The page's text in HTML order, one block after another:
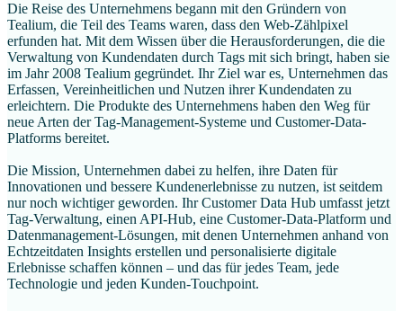
Die Reise des Unternehmens begann mit den Gründern von
Tealium, die Teil des Teams waren, dass den Web-Zählpixel
erfunden hat. Mit dem Wissen über die Herausforderungen, die die
Verwaltung von Kundendaten durch Tags mit sich bringt, haben sie
im Jahr 2008 Tealium gegründet. Ihr Ziel war es, Unternehmen das
Erfassen, Vereinheitlichen und Nutzen ihrer Kundendaten zu
erleichtern. Die Produkte des Unternehmens haben den Weg für
neue Arten der Tag-Management-Systeme und Customer-Data-
Platforms bereitet.
Die Mission, Unternehmen dabei zu helfen, ihre Daten für
Innovationen und bessere Kundenerlebnisse zu nutzen, ist seitdem
nur noch wichtiger geworden. Ihr Customer Data Hub umfasst jetzt
Tag-Verwaltung, einen API-Hub, eine Customer-Data-Platform und
Datenmanagement-Lösungen, mit denen Unternehmen anhand von
Echtzeitdaten Insights erstellen und personalisierte digitale
Erlebnisse schaffen können – und das für jedes Team, jede
Technologie und jeden Kunden-Touchpoint.